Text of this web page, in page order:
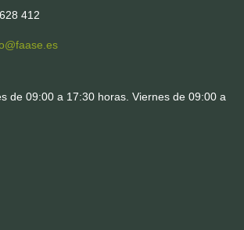
412
de 09:00 a 17:30 horas. Viernes de 09:00 a